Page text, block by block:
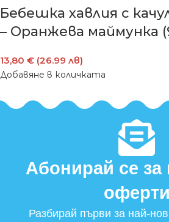
Бебешка хавлия с
– Оранжева маймунка
13,80 € (26.99 лв)
Добавяне в количката
Абонирай се за
оферти​
Разбирай първи за най-